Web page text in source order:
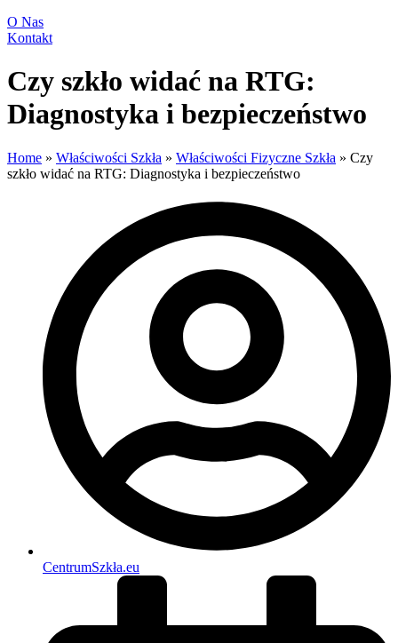
O Nas
Kontakt
Czy szkło widać na RTG:
Diagnostyka i bezpieczeństwo
Home » Właściwości Szkła » Właściwości Fizyczne Szkła » Czy
szkło widać na RTG: Diagnostyka i bezpieczeństwo
CentrumSzkła.eu